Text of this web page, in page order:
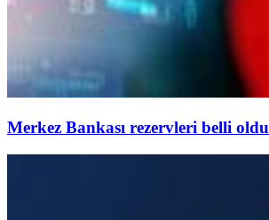
Merkez Bankası rezervleri belli oldu